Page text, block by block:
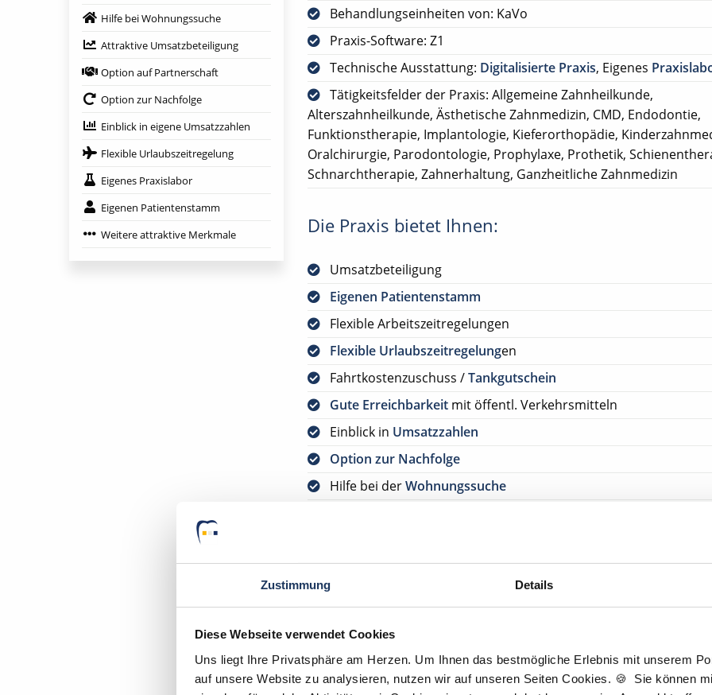
Zustimmung Details
Diese Webseite verwendet Cookies
Uns liegt Ihre Privatsphäre am Herzen. Um Ihnen das bestmögliche Erlebnis mit unserem
auf unsere Website zu analysieren, nutzen wir auf unseren Seiten Cookies. 🍪 Sie können
Behandlungseinheiten von: KaVo
Praxis-Software: Z1
Technische Ausstattung: Digitalisierte Praxis, Eigenes
Tätigkeitsfelder der Praxis: Allgemeine Zahnheilkunde,
Alterszahnheilkunde, Ästhetische Zahnmedizin, CMD, Endodontie,
Funktionstherapie, Implantologie, Kieferorthopädie,
Oralchirurgie, Parodontologie, Prophylaxe, Prothetik,
Schnarchtherapie, Zahnerhaltung, Ganzheitliche Zahnmedizin
Die Praxis bietet Ihnen:
Umsatzbeteiligung
Eigenen Patientenstamm
Flexible Arbeitszeitregelungen
Flexible Urlaubszeitregelungen
Fahrtkostenzuschuss /Tankgutschein
Gute Erreichbarkeit mit öffentl. Verkehrsmitteln
Einblick in Umsatzzahlen
Option zur Nachfolge
Hilfe bei derWohnungssuche
Jetztkostenlos Details anfragen
Bitte sehen Sie von Bewerbungen per Post oder E-Mail ab.
VORAUSSETZUNG FÜR EINE BEWERBUNG BEI UNSEREN KUNDEN
Ihr Deutscher Zahnarzt Service
Hilfe bei Wohnungssuche
Attraktive Umsatzbeteiligung
Option auf Partnerschaft
Option zur Nachfolge
Einblick in eigene Umsatzzahlen
Flexible Urlaubszeitregelung
Eigenes Praxislabor
Eigenen Patientenstamm
Weitere attraktive Merkmale